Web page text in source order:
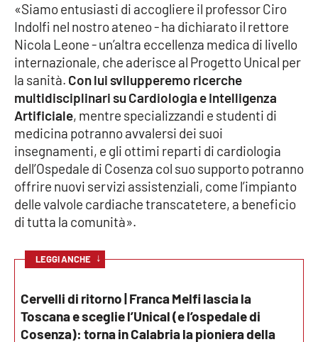
PROGETTI
SPECIALI
Buona Sanità Calabria
LA
CALABRIAVISIONE
Destinazioni
Eventi
Food
Storie
LAC
NETWORK
«Siamo entusiasti di accogliere il professor Ciro
Indolfi nel nostro ateneo - ha dichiarato il rettore
Nicola Leone - un’altra eccellenza medica di livello
internazionale, che aderisce al Progetto Unical per
la sanità. Con lui svilupperemo ricerche
multidisciplinari su Cardiologia e Intelligenza
Artificiale, mentre specializzandi e studenti di
medicina potranno avvalersi dei suoi
insegnamenti, e gli ottimi reparti di cardiologia
dell’Ospedale di Cosenza col suo supporto potranno
offrire nuovi servizi assistenziali, come l’impianto
delle valvole cardiache transcatetere, a beneficio
di tutta la comunità».
LEGGI ANCHE ↓
Cervelli di ritorno | Franca Melfi lascia la
Toscana e sceglie l’Unical (e l’ospedale di
Cosenza): torna in Calabria la pioniera della